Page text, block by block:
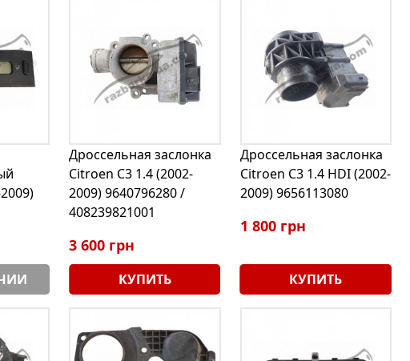
Дроссельная заслонка
Citroen C3 1.4 (2002-
2009) 9640796280 /
408239821001
3 600 грн
КУПИТЬ
Дроссельная заслонка
Citroen C3 1.4 HDI (2002-
2009) 9656113080
1 800 грн
КУПИТЬ